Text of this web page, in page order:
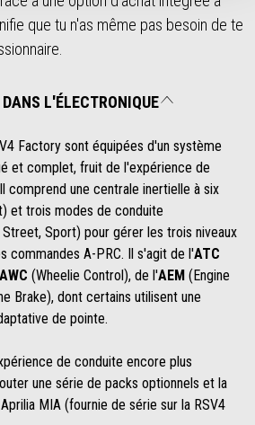
que tu n'as même pas besoin de te
L'ÉLECTRONIQUE
Factory sont équipées d'un système
et complet, fruit de l'expérience de
comprend une centrale inertielle à six
et trois modes de conduite
Street, Sport) pour gérer les trois niveaux
commandes A-PRC. Il s'agit de l'ATC
AWC (Wheelie Control), de l'AEM (Engine
Brake), dont certains utilisent une
de pointe.
de conduite encore plus
une série de packs optionnels et la
MIA (fournie de série sur la RSV4